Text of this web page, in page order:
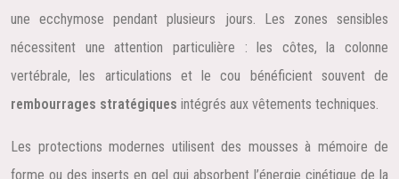
une ecchymose pendant plusieurs jours. Les zones sensibles
nécessitent une attention particulière : les côtes, la colonne
vertébrale, les articulations et le cou bénéficient souvent de
rembourrages stratégiques intégrés aux vêtements techniques.
Les protections modernes utilisent des mousses à mémoire de
forme ou des inserts en gel qui absorbent l’énergie cinétique de la